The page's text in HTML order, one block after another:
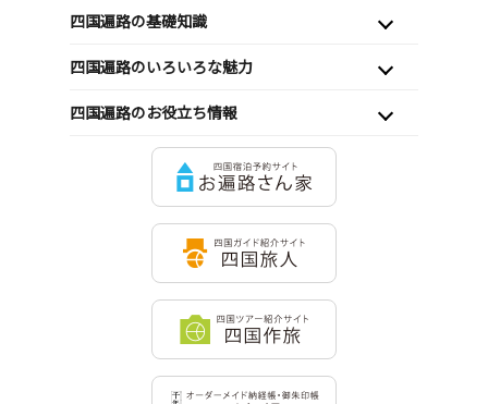
四国遍路の基礎知識
四国遍路のいろいろな魅力
四国遍路のお役立ち情報